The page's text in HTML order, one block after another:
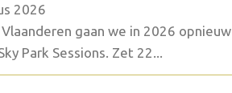
2026
gaan we in 2026 opnieuw
Park Sessions. Zet 22...